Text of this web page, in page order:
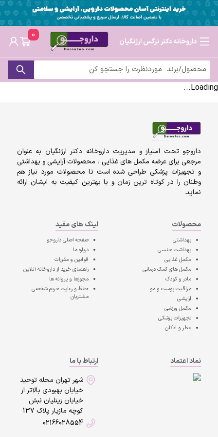
داروخانه دکتر نرگس ارژنگیان
0
Loading...
داروجو تحت امتیاز و مدیریت داروخانه دکتر ارژنگیان به عنوان
مرجعی برای عرضه مکمل های غذایی ، محصولات آرایشی و بهداشتی
و تجهیزات پزشکی طراحی شده است تا محصولات مورد نیاز هم
وطنان را در کوتاه ترین زمان و با بهترین کیفیت به ایشان ارائه
نماید.
محصولات
بهداشتی
بهداشت جنسی
مکمل غذایی
مکمل های کمک درمانی
مادر و کودک
مراقبت پوست و مو
آرایشی
مکمل ورزشی
تجهیزات پزشکی
عطر و ادکلن
لینک های مفید
صفحه اصلیداروجو
درباره ما
قوانین و مقررات
راهنمای خرید از داروخانه آنلاین
مجوزها و پروانه ها
حفظ و رعایت حریم شخصی
مشتریان
نماد اعتماد
ارتباط با ما
شهر تهران محله توحید
خیابان بهبودی بالاتر از
خیابان زینلیان نبش
کوچه مازیار پلاک 137
02166028554